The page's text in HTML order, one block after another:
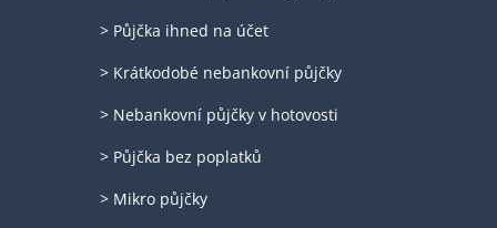
> Půjčka ihned na účet
> Krátkodobé nebankovní půjčky
> Nebankovní půjčky v hotovosti
> Půjčka bez poplatků
> Mikro půjčky